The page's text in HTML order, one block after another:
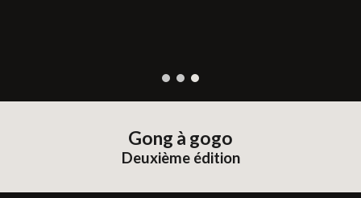
Gong à gogo
Deuxièmeédition